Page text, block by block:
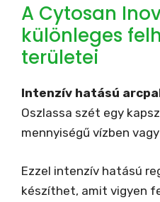
A Cytosan
különleges
területei
Intenzív hatású
Oszlassa szét egy
mennyiségű vízben
Ezzel intenzív hatású
készíthet, amit vigyen